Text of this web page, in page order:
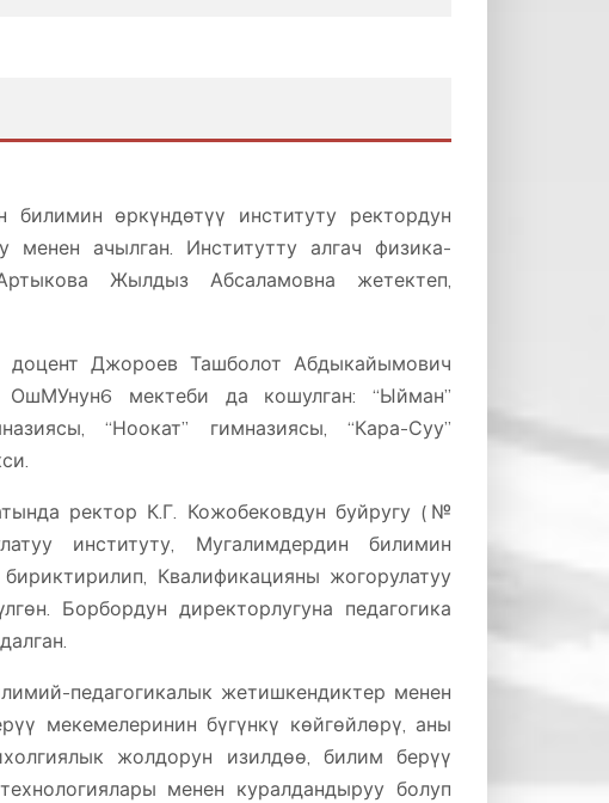
өркүндөтүү институту ректордун
ачылган. Институтту алгач физика-
Жылдыз Абсаламовна жетектеп,
доцент Джороев Ташболот Абдыкайымович
мектеби да кошулган: “Ыйман”
“Ноокат” гимназиясы, “Кара-Суу”
ректор К.Г. Кожобековдун буйругу (№
институту, Мугалимдердин билимин
Квалификацияны жогорулатуу
Борбордун директорлугуна педагогика
педагогикалык жетишкендиктер менен
мекемелеринин бүгүнкү көйгөйлөрү, аны
жолдорун изилдөө, билим берүү
менен куралдандыруу болуп